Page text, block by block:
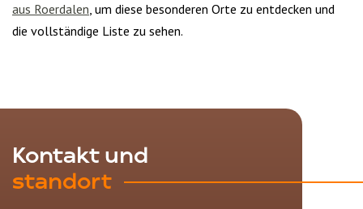
aus Roerdalen, um diese besonderen Orte zu entdecken und
die vollständige Liste zu sehen.
Kontakt und
standort